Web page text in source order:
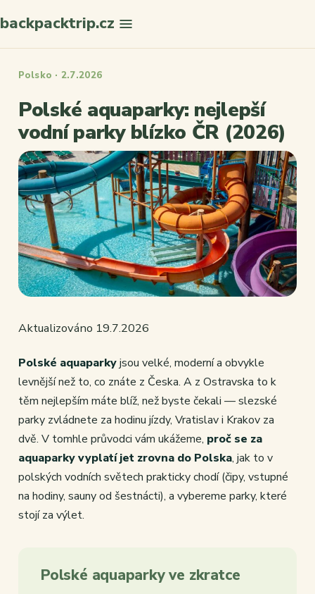
backpacktrip.cz
Polsko · 2.7.2026
Polské aquaparky: nejlepší
vodní parky blízko ČR (2026)
Aktualizováno 19.7.2026
Polské aquaparkyjsou velké, moderní a obvykle
levnější než to, co znáte z Česka. A z Ostravska to k
těm nejlepším máte blíž, než byste čekali — slezské
parky zvládnete za hodinu jízdy, Vratislav i Krakov za
dvě. V tomhle průvodci vám ukážeme, proč se za
aquaparky vyplatí jet zrovna do Polska, jak to v
polských vodních světech prakticky chodí (čipy, vstupné
na hodiny, sauny od šestnácti), a vybereme parky, které
stojí za výlet.
Polské aquaparky ve zkratce